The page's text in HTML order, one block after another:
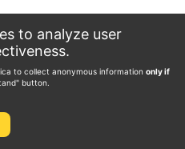
to analyze user
to collect anonymous information only if
button.